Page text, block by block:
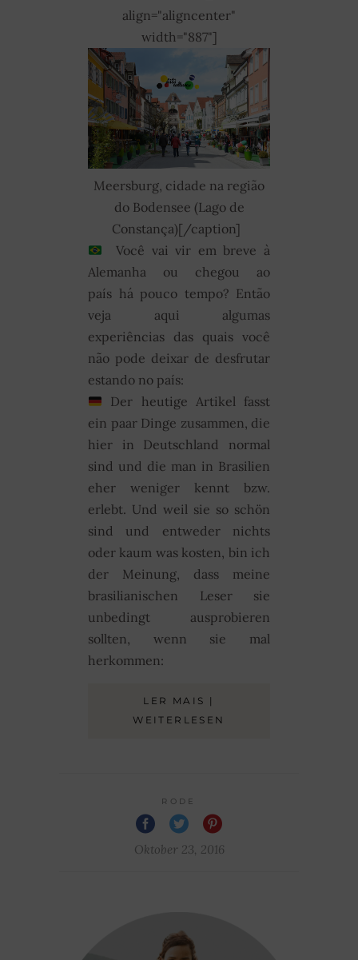
align="aligncenter"
width="887"]
Meersburg, cidade na região
do Bodensee (Lago de
Constança)[/caption]
Você vai vir em breve à
Alemanha ou chegou ao
país há pouco tempo? Então
veja aqui algumas
experiências das quais você
não pode deixar de desfrutar
estando no país:
Der heutige Artikel fasst
ein paar Dinge zusammen, die
hier in Deutschland normal
sind und die man in Brasilien
eher weniger kennt bzw.
erlebt. Und weil sie so schön
sind und entweder nichts
oder kaum was kosten, bin ich
der Meinung, dass meine
brasilianischen Leser sie
unbedingt ausprobieren
sollten, wenn sie mal
herkommen:
LER MAIS |
WEITERLESEN
RODE
Oktober 23, 2016